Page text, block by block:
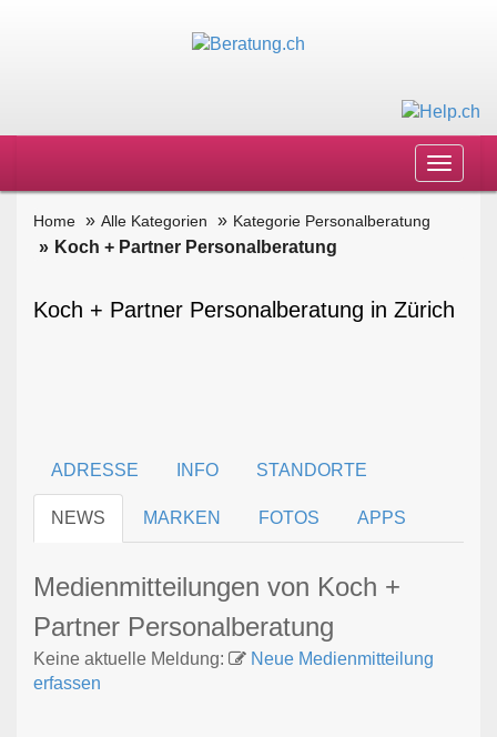
Toggle
Home Alle Kategorien Kategorie Personalberatung
Koch + Partner Personalberatung
Koch + Partner Personalberatung in Zürich
ADRESSE INFO STANDORTE
NEWS MARKEN FOTOS APPS
Medienmitteilungen von Koch +
Partner Personalberatung
Keine aktuelle Meldung:
Neue Medienmitteilung
erfassen